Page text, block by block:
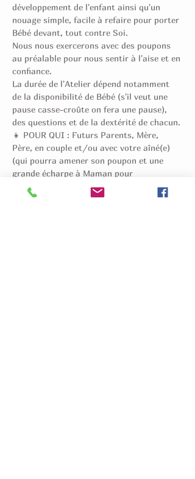
développement de l'enfant ainsi qu'un
nouage simple, facile à refaire pour porter
Bébé devant, tout contre Soi.
Nous nous exercerons avec des poupons
au préalable pour nous sentir à l'aise et en
confiance.
La durée de l'Atelier dépend notamment
de la disponibilité de Bébé (s'il veut une
pause casse-croûte on fera une pause),
des questions et de la dextérité de chacun.
👧 POUR QUI : Futurs Parents, Mère,
Père, en couple et/ou avec votre aîné(e)
(qui pourra amener son poupon et une
grande écharpe à Maman pour
s'entrainer)
👶 BEBE : Les femmes enceintes ainsi que